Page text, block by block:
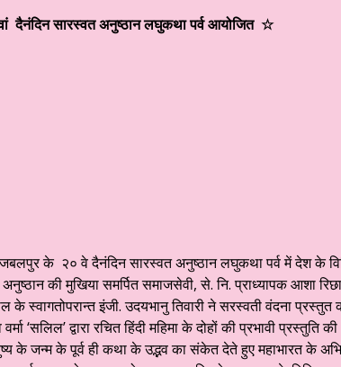
दैनंदिन सारस्वत अनुष्ठान लघुकथा पर्व आयोजित ☆
के २० वे दैनंदिन सारस्वत अनुष्ठान लघुकथा पर्व में देश के
की मुखिया समर्पित समाजसेवी, से. नि. प्राध्यापक आशा
स्वागतोपरान्त इंजी. उदयभानु तिवारी ने सरस्वती वंदना प्रस्तुत
‘सलिल’ द्वारा रचित हिंदी महिमा के दोहों की प्रभावी प्रस्तुति
के जन्म के पूर्व ही कथा के उद्भव का संकेत देते हुए महाभारत के